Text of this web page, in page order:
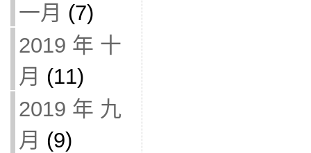
一月 (7)
2019 年 十
月 (11)
2019 年 九
月 (9)